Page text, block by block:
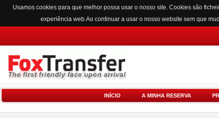
Usamos cookies para que melhor possa usar o nosso site. Cookies são
experiência web.Ao continuar a usar o nosso website sem que
INÍCIO A MINHA RESERVA